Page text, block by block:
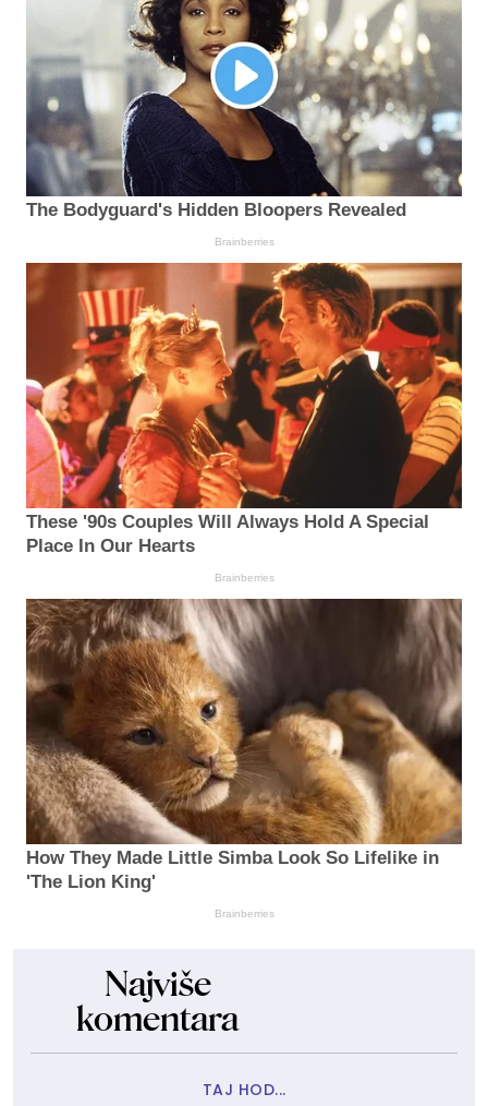
The Bodyguard's Hidden Bloopers Revealed
Brainberries
These '90s Couples Will Always Hold A Special
Place In Our Hearts
Brainberries
How They Made Little Simba Look So Lifelike in
'The Lion King'
Brainberries
Najviše
komentara
TAJ HOD...